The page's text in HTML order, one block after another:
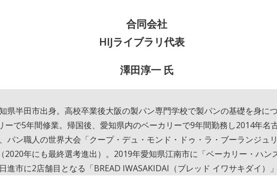
合同会社
HIJライブラリ代表
澤田淳一 氏
県半田市出身。高校卒業後大阪の製パン専門学校で製パンの基礎を身に
ーで5年間修業。帰国後、愛知県内のベーカリーで9年間勤務し2014年名
パン職人の世界大会「クープ・デュ・モンド・ドゥ・ラ・ブーランジュ
2020年にも最終選考進出）。2019年愛知県江南市に「ベーカリー・ハン
進市に2店舗目となる「BREAD IWASAKIDAI（ブレッド イワサキダイ）」